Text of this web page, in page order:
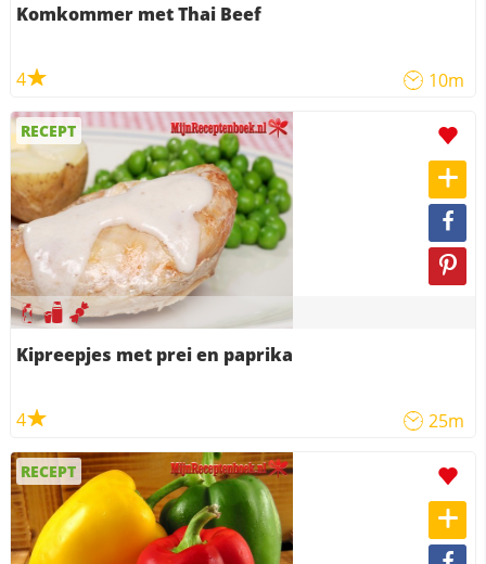
Komkommer met Thai Beef
4 10m
RECEPT
Kipreepjes met prei en paprika
4 25m
RECEPT